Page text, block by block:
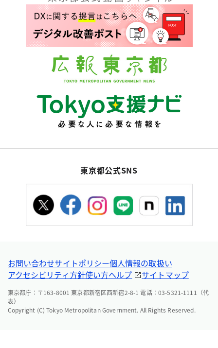
東京都公式SNS
お問い合わせサイトポリシー個人情報の取扱い
アクセシビリティ方針使い方ヘルプ サイトマップ
東京都庁：〒163-8001 東京都新宿区西新宿2-8-1 電話：03-5321-1111（代
表）
Copyright (C) Tokyo Metropolitan Government. All Rights Reserved.